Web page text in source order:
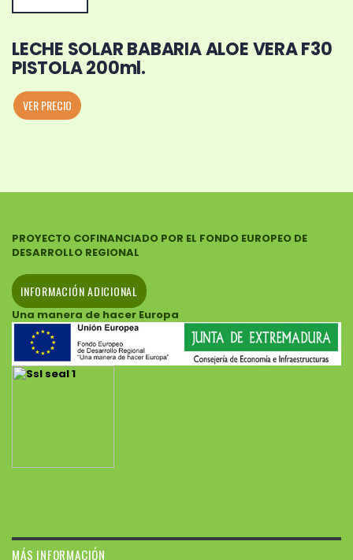
LECHE SOLAR BABARIA ALOE VERA F30
PISTOLA 200ml.
VER PRECIO
PROYECTO COFINANCIADO POR EL FONDO EUROPEO DE
DESARROLLO REGIONAL
INFORMACIÓN ADICIONAL
Una manera de hacer Europa
MÁS INFORMACIÓN